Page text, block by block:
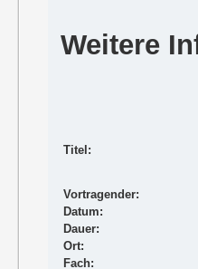
Weitere
Titel:
Vortragender:
Datum:
Dauer:
Ort:
Fach: